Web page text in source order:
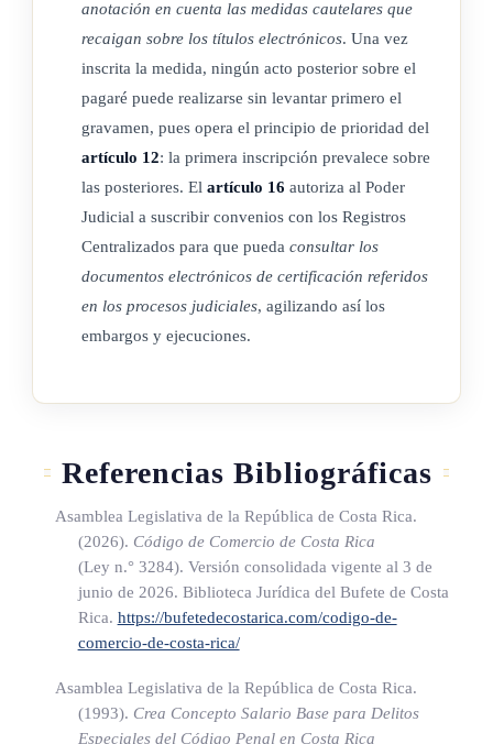
entidades interesadas en brindar este servicio, incluidos los
requisitos de capital proporcionales a los volúmenes que se
anoten, el monto de los aportes económicos al regulador y el
cumplimiento de las obligaciones en materia de prevención
de lavado de activos y financiamiento al terrorismo.
El Conassif reglamentará la organización y el funcionamiento
de los Registros Centralizados de valores no inscritos, los
sistemas de identificación y el control de los pagarés y letras
de cambio electrónicos representados por medio de
anotaciones electrónicas en cuenta, así como las relaciones y
comunicaciones de las entidades encargadas de tales registros
ARTÍCULO 12
Principios de la inscripción electrónica sobre la letra de
cambio y pagaré electrónicos. Los Registros Centralizados
deberán realizar la inscripción de la letra de cambio y pagaré
electrónicos observando los siguientes principios:
mediante anotación en cuenta, no podrá practicarse
ninguna otra inscripción respecto de la misma letra de
anotación en cuenta las medidas cautelares que
recaigan sobre los títulos electrónicos. Una vez
inscrita la medida, ningún acto posterior sobre el
pagaré puede realizarse sin levantar primero el
gravamen, pues opera el principio de prioridad del
artículo 12: la primera inscripción prevalece sobre
las posteriores. El artículo 16 autoriza al Poder
Judicial a suscribir convenios con los Registros
Centralizados para que pueda consultar los
documentos electrónicos de certificación referidos
en los procesos judiciales, agilizando así los
embargos y ejecuciones.
Referencias Bibliográficas
Asamblea Legislativa de la República de Costa Rica.
(2026). Código de Comercio de Costa Rica
(Ley n.° 3284). Versión consolidada vigente al 3 de
junio de 2026. Biblioteca Jurídica del Bufete de Costa
Rica. https://bufetedecostarica.com/codigo-de-
comercio-de-costa-rica/
Asamblea Legislativa de la República de Costa Rica.
(1993). Crea Concepto Salario Base para Delitos
Especiales del Código Penal en Costa Rica